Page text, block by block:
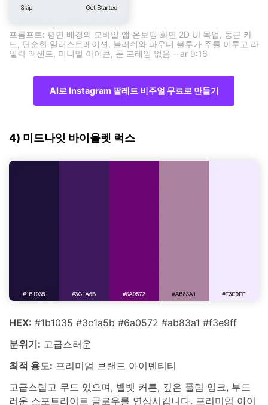
프롬프트: 평면 배경의 모바일 앱 온보딩 화면 2D UI 목업, 둥근 카
드, 단순한 일러스트레이션, 블러쉬와 파우더 블루가 주를 이루고 라
일락 액센트, 미니멀 아이콘, 폰 프레임 없음 --ar 9:16
AI로 Instagram 팔레트 비주얼 무료로 만들기
4) 미드나잇 바이올렛 럭스
HEX: #1b1035 #3c1a5b #6a0572 #ab83a1 #f3e9ff
분위기: 고급스러운
최적 용도: 프리미엄 브랜드 아이덴티티
고급스럽고 무드 있으며, 벨벳 커튼, 깊은 플럼 잉크, 부드
러운 스포트라이트 글로우를 연상시킵니다. 프리미엄 아이